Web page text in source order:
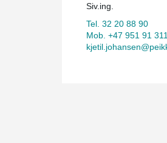
Siv.ing.
Tel. 32 20 88 90
Mob. +47 951 91 311